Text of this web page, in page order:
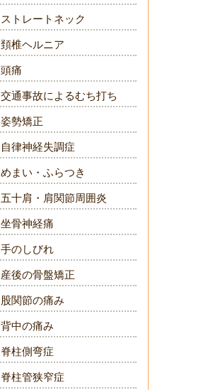
ストレートネック
頚椎ヘルニア
頭痛
交通事故によるむち打ち
姿勢矯正
自律神経失調症
めまい・ふらつき
五十肩・肩関節周囲炎
坐骨神経痛
手のしびれ
産後の骨盤矯正
股関節の痛み
背中の痛み
脊柱側弯症
脊柱管狭窄症